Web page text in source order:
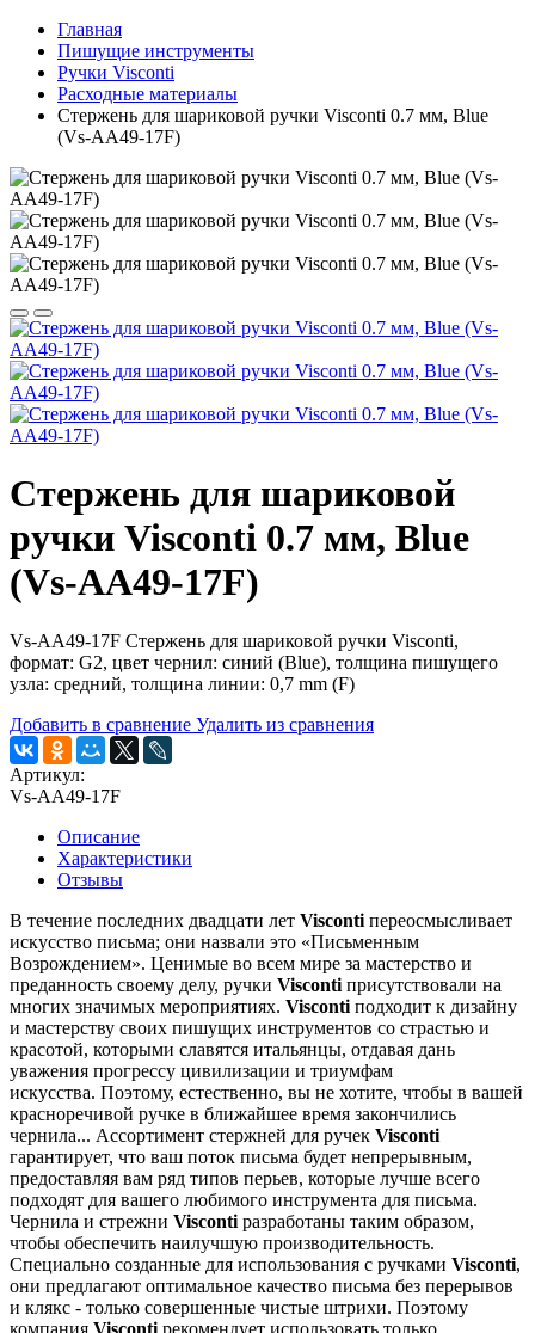
Главная
Пишущие инструменты
Ручки Visconti
Расходные материалы
Стержень для шариковой ручки Visconti 0.7 мм, Blue
(Vs-AA49-17F)
Стержень для шариковой
ручки Visconti 0.7 мм, Blue
(Vs-AA49-17F)
Vs-AA49-17F Стержень для шариковой ручки Visconti,
формат: G2, цвет чернил: синий (Blue), толщина пишущего
узла: средний, толщина линии: 0,7 mm (F)
Добавить в сравнение Удалить из сравнения
Артикул:
Vs-AA49-17F
Описание
Характеристики
Отзывы
В течение последних двадцати лет Visconti переосмысливает
искусство письма; они назвали это «Письменным
Возрождением». Ценимые во всем мире за мастерство и
преданность своему делу, ручки Visconti присутствовали на
многих значимых мероприятиях. Visconti подходит к дизайну
и мастерству своих пишущих инструментов со страстью и
красотой, которыми славятся итальянцы, отдавая дань
уважения прогрессу цивилизации и триумфам
искусства. Поэтому, естественно, вы не хотите, чтобы в вашей
красноречивой ручке в ближайшее время закончились
чернила... Ассортимент стержней для ручек Visconti
гарантирует, что ваш поток письма будет непрерывным,
предоставляя вам ряд типов перьев, которые лучше всего
подходят для вашего любимого инструмента для письма.
Чернила и стрежни Visconti разработаны таким образом,
чтобы обеспечить наилучшую производительность.
Специально созданные для использования с ручками Visconti,
они предлагают оптимальное качество письма без перерывов
и клякс - только совершенные чистые штрихи. Поэтому
компания Visconti рекомендует использовать только